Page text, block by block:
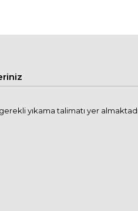
yıkama talimatı yer